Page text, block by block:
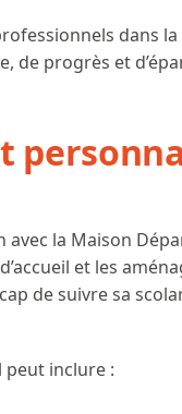
dans
de progrès et
avec la Maison
et les
de suivre sa
peut inclure :